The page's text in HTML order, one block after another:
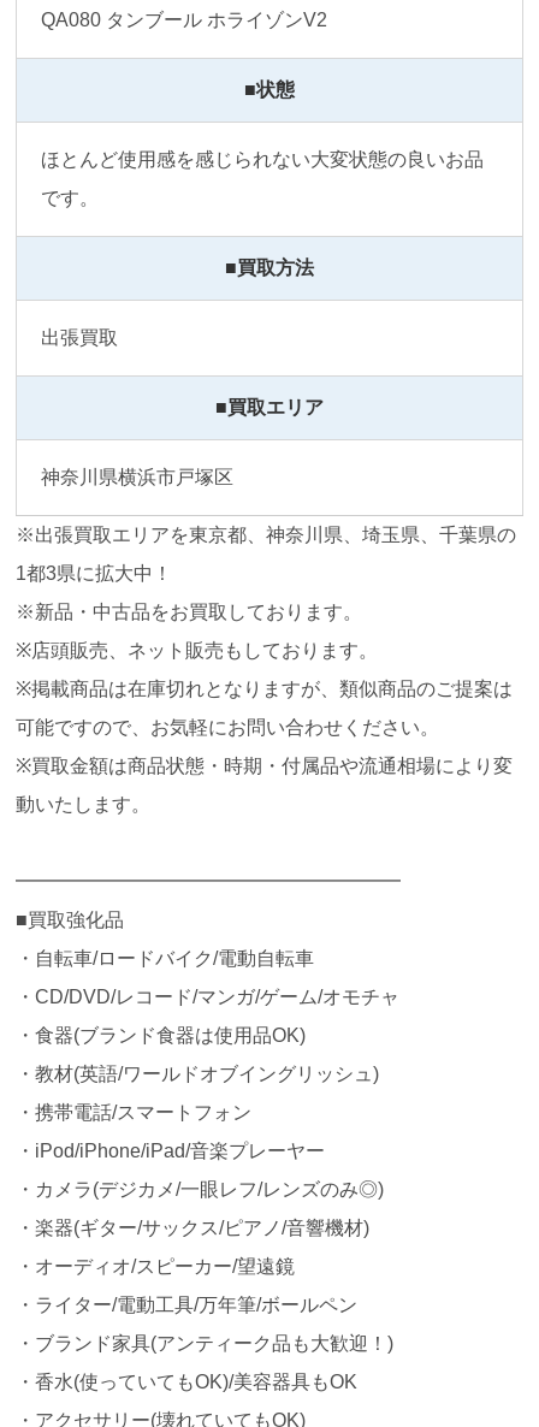
QA080 タンブール ホライゾンV2
■状態
ほとんど使用感を感じられない大変状態の良いお品
です。
■買取方法
出張買取
■買取エリア
神奈川県横浜市戸塚区
※出張買取エリアを東京都、神奈川県、埼玉県、千葉県の
1都3県に拡大中！
※新品・中古品をお買取しております。
※店頭販売、ネット販売もしております。
※掲載商品は在庫切れとなりますが、類似商品のご提案は
可能ですので、お気軽にお問い合わせください。
※買取金額は商品状態・時期・付属品や流通相場により変
動いたします。
━━━━━━━━━━━━━━━━━━━━
■買取強化品
・自転車/ロードバイク/電動自転車
・CD/DVD/レコード/マンガ/ゲーム/オモチャ
・食器(ブランド食器は使用品OK)
・教材(英語/ワールドオブイングリッシュ)
・携帯電話/スマートフォン
・iPod/iPhone/iPad/音楽プレーヤー
・カメラ(デジカメ/一眼レフ/レンズのみ◎)
・楽器(ギター/サックス/ピアノ/音響機材)
・オーディオ/スピーカー/望遠鏡
・ライター/電動工具/万年筆/ボールペン
・ブランド家具(アンティーク品も大歓迎！)
・香水(使っていてもOK)/美容器具もOK
・アクセサリー(壊れていてもOK)